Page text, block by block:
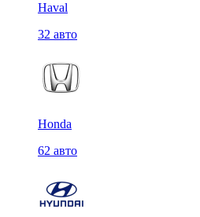
Haval
32 авто
Honda
62 авто